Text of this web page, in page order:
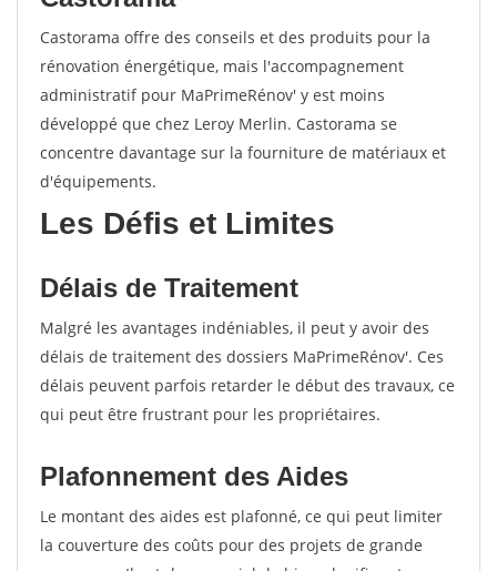
Castorama offre des conseils et des produits pour la
rénovation énergétique, mais l'accompagnement
administratif pour MaPrimeRénov' y est moins
développé que chez Leroy Merlin. Castorama se
concentre davantage sur la fourniture de matériaux et
d'équipements.
Les Défis et Limites
Délais de Traitement
Malgré les avantages indéniables, il peut y avoir des
délais de traitement des dossiers MaPrimeRénov'. Ces
délais peuvent parfois retarder le début des travaux, ce
qui peut être frustrant pour les propriétaires.
Plafonnement des Aides
Le montant des aides est plafonné, ce qui peut limiter
la couverture des coûts pour des projets de grande